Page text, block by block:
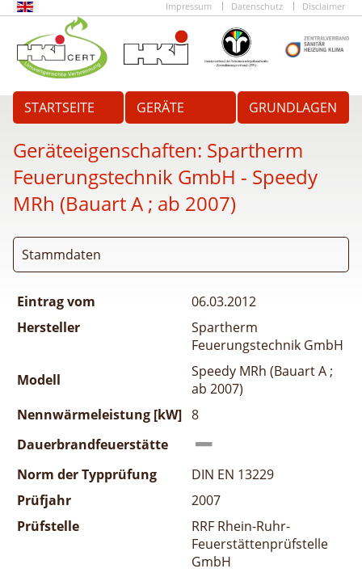
Impressum Datenschutz Disclaimer
STARTSEITE GERÄTE GRUNDLAGEN
Geräteeigenschaften: Spartherm
Feuerungstechnik GmbH - Speedy
MRh (Bauart A ; ab 2007)
Stammdaten
Eintrag vom
06.03.2012
Hersteller
Spartherm
Feuerungstechnik GmbH
Modell
Speedy MRh (Bauart A ;
ab 2007)
Nennwärmeleistung [kW] 8
Dauerbrandfeuerstätte
Norm der Typprüfung
DIN EN 13229
Prüfjahr
2007
Prüfstelle
RRF Rhein-Ruhr-
Feuerstättenprüfstelle
GmbH